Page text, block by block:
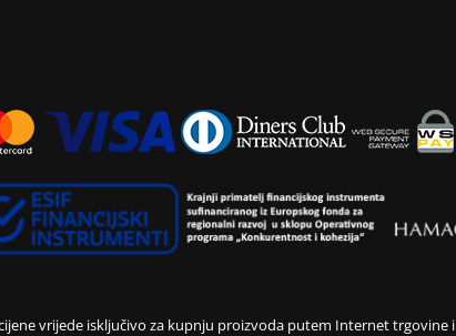
vrijede isključivo za kupnju proizvoda putem Internet trgovine